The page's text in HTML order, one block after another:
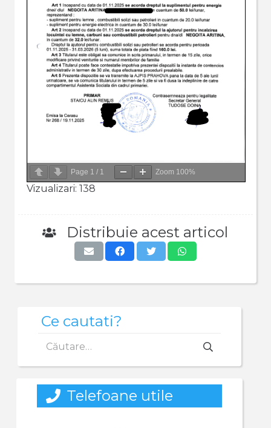
Page 1 / 1 Zoom 100%
Vizualizari: 138
Distribuie acest articol
Ce cautati?
după:
Telefoane utile